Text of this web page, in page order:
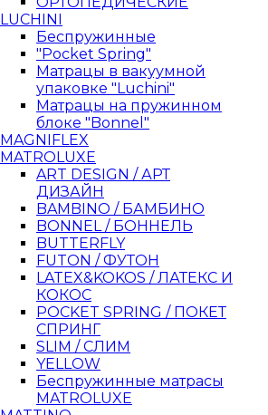
LUCHINI
Беспружинные
"Pocket Spring"
Матрацы в вакуумной
упаковке "Luchini"
Матрацы на пружинном
блоке "Bonnel"
MAGNIFLEX
MATROLUXE
ART DESIGN / АРТ
ДИЗАЙН
BAMBINO / БАМБИНО
BONNEL / БОННЕЛЬ
BUTTERFLY
FUTON / ФУТОН
LATEX&KOKOS / ЛАТЕКС И
КОКОС
POCKET SPRING / ПОКЕТ
СПРИНГ
SLIM / СЛИМ
YELLOW
Беспружинные матрасы
MATROLUXE